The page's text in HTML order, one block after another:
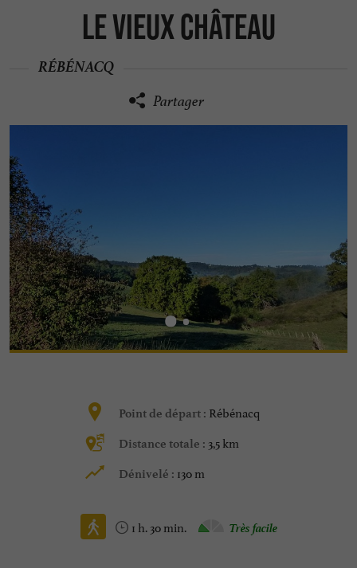
Le vieux château
RÉBÉNACQ
Partager
Point de départ : Rébénacq
Distance totale : 3,5 km
Dénivelé : 130 m
1 h. 30 min. Très facile